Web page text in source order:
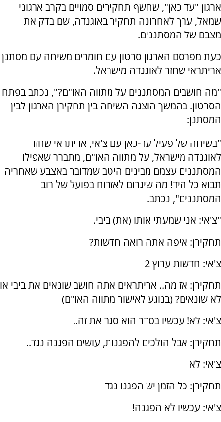
ארגון "עד כאן", שחשף תחקירים סמויים בקרב ארגוני
שמאל, ערך לאחרונה תחקיר באוגנדה, שם בדק את
מצבם של המסתננים.
כעת מפרסם הארגון סרטון עם חומרים משיחה עם מסתנן
אריתראי שחזר לאוגנדה מישראל.
"מה חושבים המסתננים על מתווה האו"ם?", נכתב בפתח
הסרטון. בהמשך הוצגה השיחה בין תחקירן הארגון לבין
המסתנן:
"בשיחה של פעיל עד-כאן עם צ'אי, אריתראי שחזר
לאוגנדה מישראל, על מתווה האו"ם, מתברר שאפילו
המסתננים עצמם מבינים היטב שמדובר באצבע שאחריה
תבוא כל היד! מה שיגרום לאזרוח בפועל של רוב
המסתננים", נכתב.
"צ'אי: אני שמעתי אותו (את) ביבי.
תחקירן: איפה אתה רואה חדשות?
צ'אי: חדשות ערוץ 2
תחקירן: אז מה.. אריתראים אתה חושב שונאים את ביבי או
לא שונאים? (בנוגע לאישור מתווה האו"ם)
צ'אי: לא! עכשיו בסדר הוא סגר את זה..
תחקירן: אבל הולכים להפגנות, עושים הפגנה נגד..
צ'אי: לא
תחקירן: כל הזמן יש הפגנו נגד
צ'אי: עכשיו לא הפגנה!